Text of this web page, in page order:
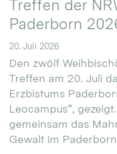
Treffen der
Paderborn
20. Juli 2026
Den zwölf
Treffen am 20. Juli
Erzbistums
Leocampus“,
gemeinsam das
Gewalt im